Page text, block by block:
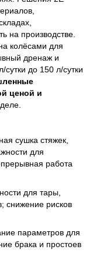
на производстве.
колёсами для
дренаж и
сутки до 150 л/сутки
ценой и
сушка стяжек,
для
работа
для тары,
снижение рисков
параметров для
брака и простоев